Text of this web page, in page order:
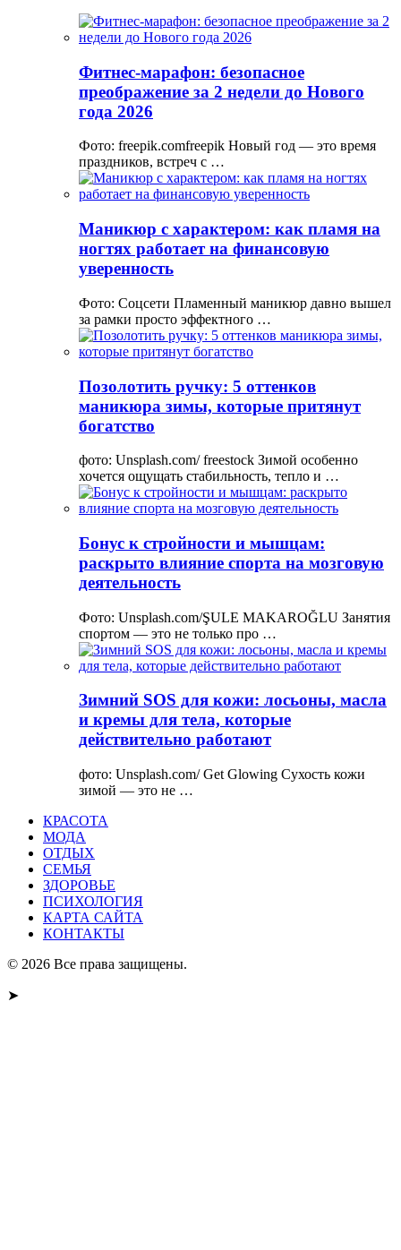
Фитнес-марафон: безопасное
преображение за 2 недели до Нового
года 2026
Фото: freepik.comfreepik Новый год — это время
праздников, встреч с …
Маникюр с характером: как пламя на
ногтях работает на финансовую
уверенность
Фото: Соцсети Пламенный маникюр давно вышел
за рамки просто эффектного …
Позолотить ручку: 5 оттенков
маникюра зимы, которые притянут
богатство
фото: Unsplash.com/ freestock Зимой особенно
хочется ощущать стабильность, тепло и …
Бонус к стройности и мышцам:
раскрыто влияние спорта на мозговую
деятельность
Фото: Unsplash.com/ŞULE MAKAROĞLU Занятия
спортом — это не только про …
Зимний SOS для кожи: лосьоны, масла
и кремы для тела, которые
действительно работают
фото: Unsplash.com/ Get Glowing Сухость кожи
зимой — это не …
КРАСОТА
МОДА
ОТДЫХ
СЕМЬЯ
ЗДОРОВЬЕ
ПСИХОЛОГИЯ
КАРТА САЙТА
КОНТАКТЫ
© 2026 Все права защищены.
➤